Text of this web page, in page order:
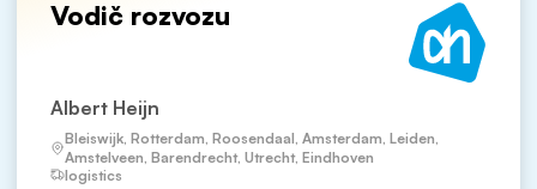
Vodič rozvozu
Albert Heijn
Bleiswijk, Rotterdam, Roosendaal, Amsterdam, Leiden,
Amstelveen, Barendrecht, Utrecht, Eindhoven
logistics